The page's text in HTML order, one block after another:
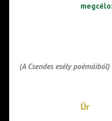
(A Csendes esély poémáiból)
Űr